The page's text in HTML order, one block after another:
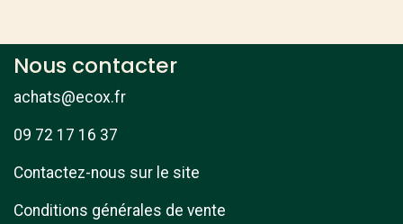
Nous contacter
achats@ecox.fr
09 72 17 16 37
Contactez-nous sur le site
Conditions générales de vente